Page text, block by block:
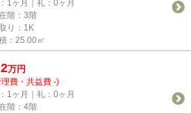
1ヶ月｜礼：0ヶ月
階：3階
り：1K
：25.00㎡
万円
費・共益費 -)
1ヶ月｜礼：0ヶ月
階：4階